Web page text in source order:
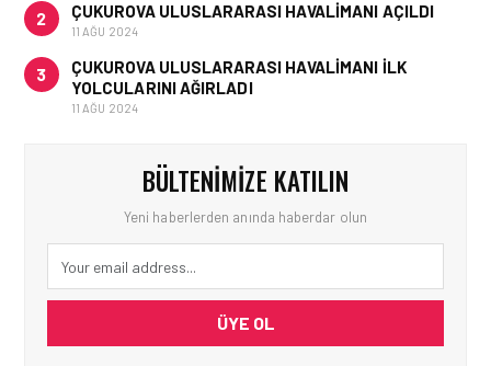
2 ÇUKUROVA ULUSLARARASI HAVALIMANI AÇILDI
11 AĞU 2024
3
ÇUKUROVA ULUSLARARASI HAVALIMANI İLK
YOLCULARINI AĞIRLADI
11 AĞU 2024
BÜLTENIMIZE KATILIN
Yeni haberlerden anında haberdar olun
ÜYE OL